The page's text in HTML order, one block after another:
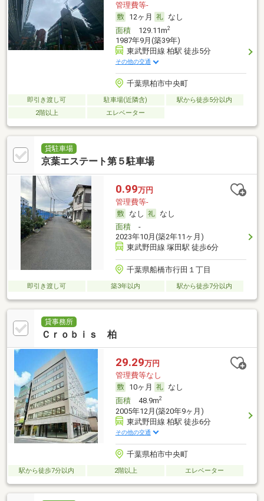
管理費等-
12ヶ月
なし
面積129.11m2
1987年9月(築39年)
東武野田線 柏駅 徒歩5分
その他の交通
千葉県柏市中央町
即引き渡し可 駐車場(近隣含)
駅から徒歩5分以内
2階以上
エレベーター
貸駐車場
京葉エステート第５駐車場
0.99万円
管理費等-
なし
なし
面積-
2023年10月(築2年11ヶ月)
東武野田線 塚田駅 徒歩6分
千葉県船橋市行田１丁目
即引き渡し可 築3年以内 駅から徒歩7分以内
貸事務所
Ｃｒｏｂｉｓ 柏
29.29万円
管理費等なし
10ヶ月
なし
面積48.9m2
2005年12月(築20年9ヶ月)
東武野田線 柏駅 徒歩6分
その他の交通
千葉県柏市中央町
駅から徒歩7分以内 2階以上 エレベーター